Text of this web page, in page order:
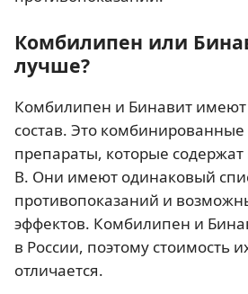
Комбилипен или
лучше?
Комбилипен и Бинавит
состав. Это
препараты, которые
B. Они имеют одинаковый
противопоказаний и
эффектов. Комбилипен и
в России, поэтому стоимость
отличается.